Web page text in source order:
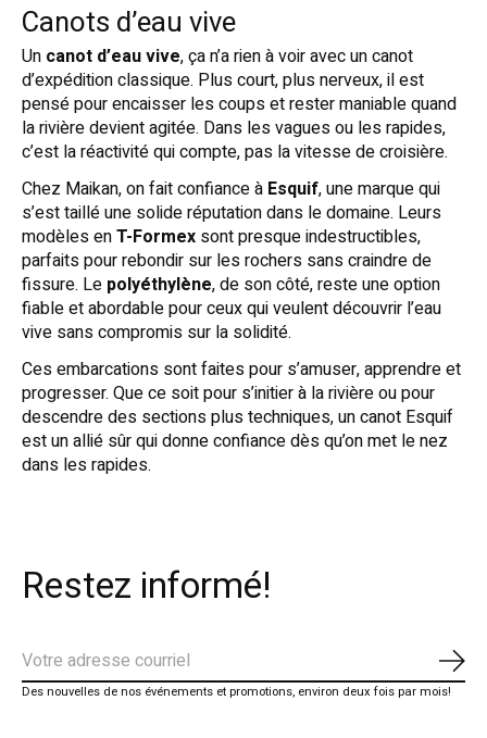
Canots d’eau vive
Un canot d’eau vive, ça n’a rien à voir avec un canot
d’expédition classique. Plus court, plus nerveux, il est
pensé pour encaisser les coups et rester maniable quand
la rivière devient agitée. Dans les vagues ou les rapides,
c’est la réactivité qui compte, pas la vitesse de croisière.
Chez Maikan, on fait confiance à Esquif, une marque qui
s’est taillé une solide réputation dans le domaine. Leurs
modèles enT-Formex sont presque indestructibles,
parfaits pour rebondir sur les rochers sans craindre de
fissure. Le polyéthylène, de son côté, reste une option
fiable et abordable pour ceux qui veulent découvrir l’eau
vive sans compromis sur la solidité.
Ces embarcations sont faites pour s’amuser, apprendre et
progresser. Que ce soit pour s’initier à la rivière ou pour
descendre des sections plus techniques, un canot Esquif
est un allié sûr qui donne confiance dès qu’on met le nez
dans les rapides.
Restez informé!
Des nouvelles de nos événements et promotions, environ deux fois par mois!